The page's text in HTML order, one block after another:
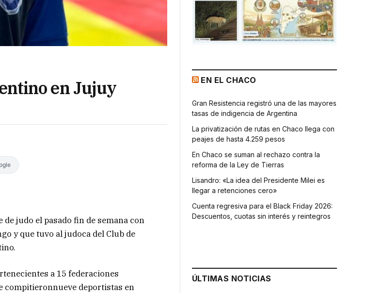
en Jujuy
judo el pasado fin de semana con
y que tuvo al judoca del Club de
a 15 federaciones
compitieronnueve deportistas en
EN EL CHACO
Gran Resistencia registró una de las mayores
tasas de indigencia de Argentina
La privatización de rutas en Chaco llega con
peajes de hasta 4.259 pesos
En Chaco se suman al rechazo contra la
reforma de la Ley de Tierras
Lisandro: «La idea del Presidente Milei es
llegar a retenciones cero»
Cuenta regresiva para el Black Friday 2026:
Descuentos, cuotas sin interés y reintegros
ÚLTIMAS NOTICIAS